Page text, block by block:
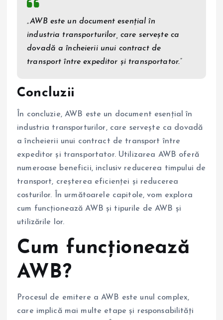
„AWB este un document esențial în
industria transporturilor, care servește ca
dovadă a încheierii unui contract de
transport între expeditor și transportator.”
Concluzii
În concluzie, AWB este un document esențial în
industria transporturilor, care servește ca dovadă
a încheierii unui contract de transport între
expeditor și transportator. Utilizarea AWB oferă
numeroase beneficii, inclusiv reducerea timpului de
transport, creșterea eficienței și reducerea
costurilor. În următoarele capitole, vom explora
cum funcționează AWB și tipurile de AWB și
utilizările lor.
Cum funcționează
AWB?
Procesul de emitere a AWB este unul complex,
care implică mai multe etape și responsabilități